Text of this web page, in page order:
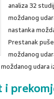
analiza 32
moždanog
nastanka
Prestanak
moždanog
udara
i